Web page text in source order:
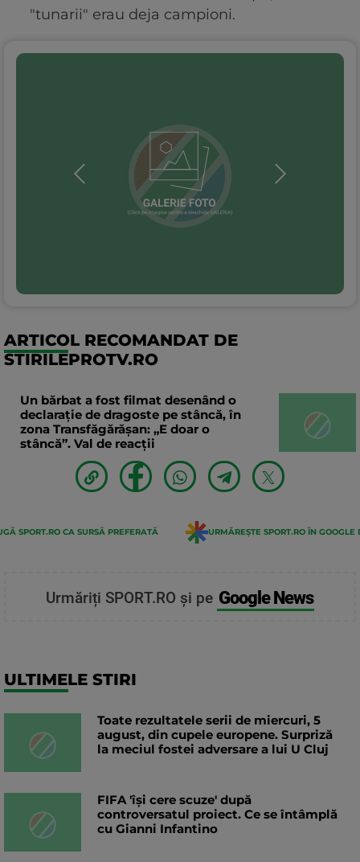
"tunarii" erau deja campioni.
ARTICOL RECOMANDAT DE
STIRILEPROTV.RO
Un bărbat a fost filmat desenând o
declaraţie de dragoste pe stâncă, în
zona Transfăgărăşan: „E doar o
stâncă”. Val de reacții
SPORT.RO CA SURSĂ PREFERATĂ URMĂREȘTE SPORT.RO ÎN GOOGLE
Urmăriți SPORT.RO și pe Google News
ULTIMELE STIRI
Toate rezultatele serii de miercuri, 5
august, din cupele europene. Surpriză
la meciul fostei adversare a lui U Cluj
FIFA 'își cere scuze' după
controversatul proiect. Ce se întâmplă
cu Gianni Infantino